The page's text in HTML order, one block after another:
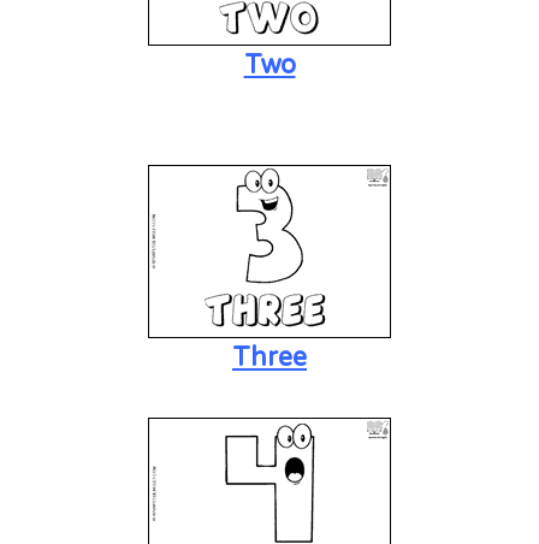
Two
Three